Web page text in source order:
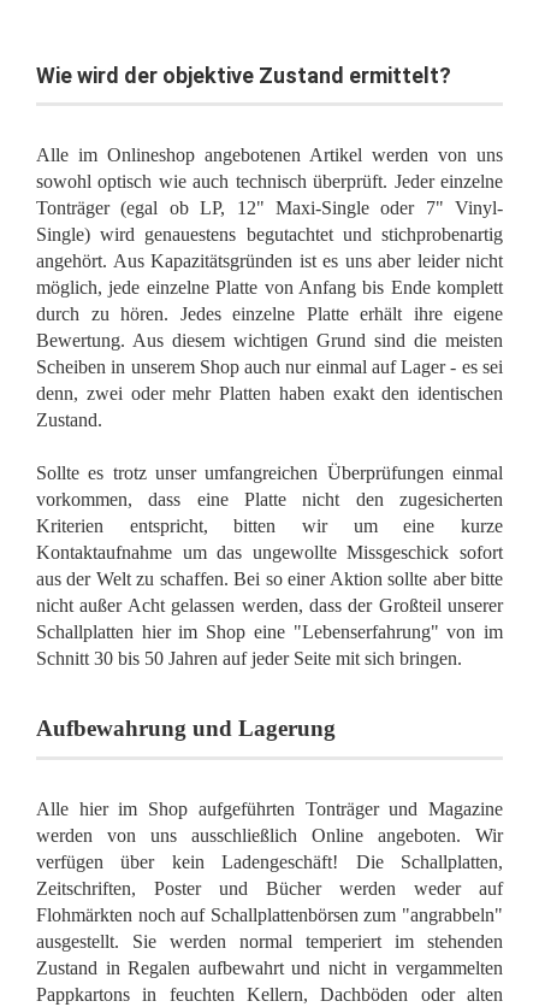
Wie wird der objektive Zustand ermittelt?
Alle im Onlineshop angebotenen Artikel werden von uns
sowohl optisch wie auch technisch überprüft. Jeder einzelne
Tonträger (egal ob LP, 12" Maxi-Single oder 7" Vinyl-
Single) wird genauestens begutachtet und stichprobenartig
angehört. Aus Kapazitätsgründen ist es uns aber leider nicht
möglich, jede einzelne Platte von Anfang bis Ende komplett
durch zu hören. Jedes einzelne Platte erhält ihre eigene
Bewertung. Aus diesem wichtigen Grund sind die meisten
Scheiben in unserem Shop auch nur einmal auf Lager - es sei
denn, zwei oder mehr Platten haben exakt den identischen
Zustand.
Sollte es trotz unser umfangreichen Überprüfungen einmal
vorkommen, dass eine Platte nicht den zugesicherten
Kriterien entspricht, bitten wir um eine kurze
Kontaktaufnahme um das ungewollte Missgeschick sofort
aus der Welt zu schaffen. Bei so einer Aktion sollte aber bitte
nicht außer Acht gelassen werden, dass der Großteil unserer
Schallplatten hier im Shop eine "Lebenserfahrung" von im
Schnitt 30 bis 50 Jahren auf jeder Seite mit sich bringen.
Aufbewahrung und Lagerung
Alle hier im Shop aufgeführten Tonträger und Magazine
werden von uns ausschließlich Online angeboten. Wir
verfügen über kein Ladengeschäft! Die Schallplatten,
Zeitschriften, Poster und Bücher werden weder auf
Flohmärkten noch auf Schallplattenbörsen zum "angrabbeln"
ausgestellt. Sie werden normal temperiert im stehenden
Zustand in Regalen aufbewahrt und nicht in vergammelten
Pappkartons in feuchten Kellern, Dachböden oder alten